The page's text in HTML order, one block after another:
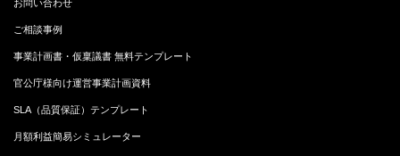
お問い合わせ
ご相談事例
事業計画書・仮稟議書 無料テンプレート
官公庁様向け運営事業計画資料
SLA（品質保証）テンプレート
月額利益簡易シミュレーター